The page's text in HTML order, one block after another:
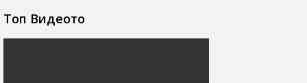
Топ Видеото